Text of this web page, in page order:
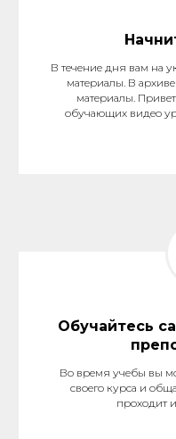
В течение дня вам на
материалы. В
материалы.
обучающих видео
Обучайтесь
Во время учебы вы
своего курса и
проходит